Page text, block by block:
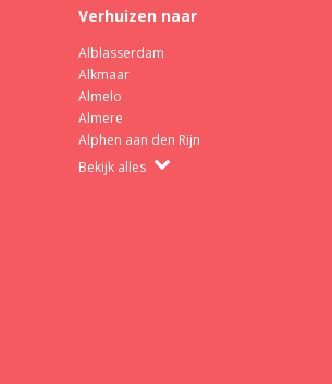
Verhuizen naar
Alblasserdam
Alkmaar
Almelo
Almere
Alphen aan den Rijn
Bekijk alles